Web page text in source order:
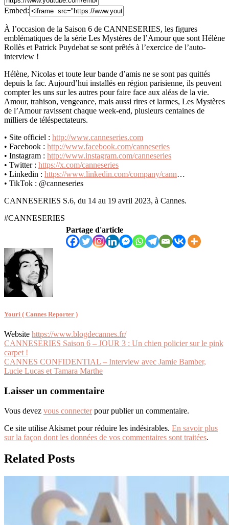
Embed:
À l’occasion de la Saison 6 de CANNESERIES, les figures
emblématiques de la série Les Mystères de l’Amour que sont Hélène
Rollès et Patrick Puydebat se sont prêtés à l’exercice de l’auto-
interview !
Hélène, Nicolas et toute leur bande d’amis ne se sont pas quittés
depuis la fac. Aujourd’hui installés en région parisienne, ils peuvent
compter les uns sur les autres pour faire face aux aléas de la vie.
Amour, trahison, vengeance, mais aussi rires et larmes, Les Mystères
de l’Amour ravissent chaque week-end, plusieurs centaines de
milliers de téléspectateurs.
• Site officiel : http://www.canneseries.com
• Facebook : http://www.facebook.com/canneseries
• Instagram : http://www.instagram.com/canneseries
• Twitter : https://x.com/canneseries
• Linkedin : https://www.linkedin.com/company/cann…
• TikTok : @canneseries
CANNESERIES S.6, du 14 au 19 avril 2023, à Cannes.
#CANNESERIES
Partage d'article
Youri ( Cannes Reporter )
Website https://www.blogdecannes.fr/
Navigation
de
l’article
CANNESERIES Saison 6 – JOUR 3 : Un chien policier sur le pink
carpet !
CANNES CONFIDENTIAL – Interview avec Jamie Bamber,
Lucie Lucas et Tamara Marthe
Laisser un commentaire
Vous devez vous connecterpour publier un commentaire.
Ce site utilise Akismet pour réduire les indésirables. En savoir plus
sur la façon dont les données de vos commentaires sont traitées.
Related Posts